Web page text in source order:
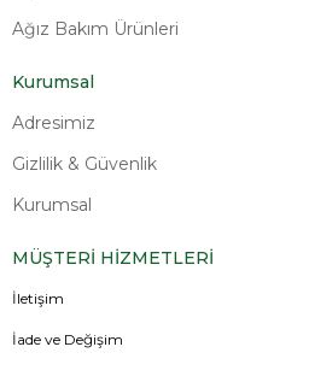
Ağız Bakım Ürünleri
Kurumsal
Adresimiz
Gizlilik & Güvenlik
Kurumsal
MÜŞTERİ HİZMETLERİ
İletişim
İade ve Değişim